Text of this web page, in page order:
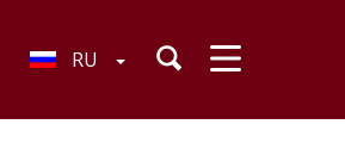
RU